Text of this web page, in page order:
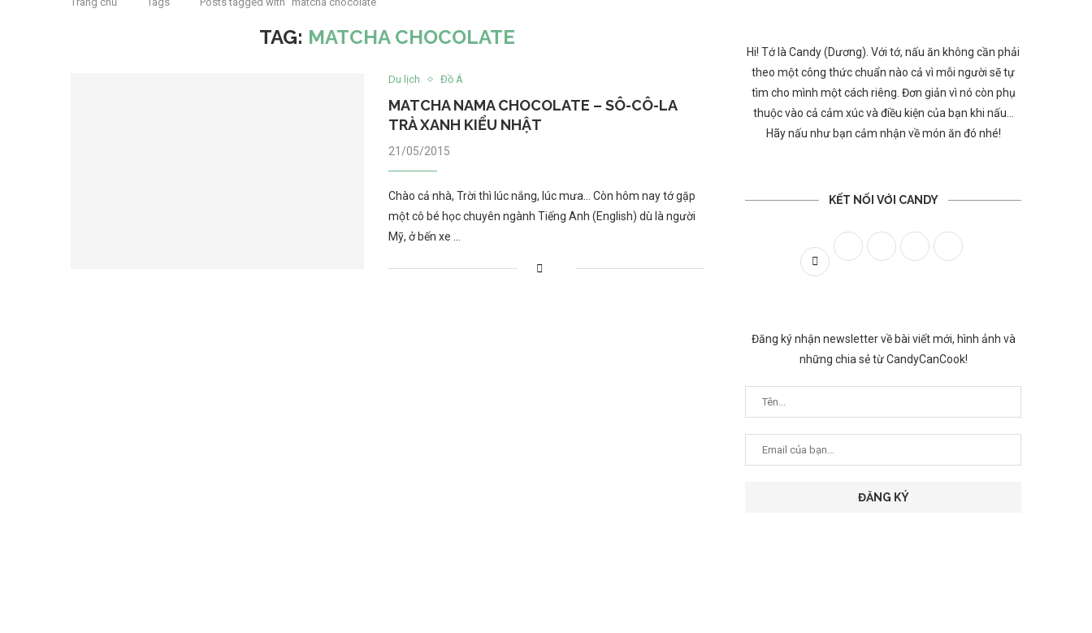
TAG: MATCHA CHOCOLATE
Du lịch Đồ Á
MATCHA NAMA CHOCOLATE – SÔ-CÔ-LA
TRÀ XANH KIỂU NHẬT
21/05/2015
Chào cả nhà, Trời thì lúc nắng, lúc mưa… Còn hôm nay tớ gặp
một cô bé học chuyên ngành Tiếng Anh (English) dù là người
Mỹ, ở bến xe …
Hi! Tớ là Candy (Dương). Với tớ, nấu ăn không cần phải
theo một công thức chuẩn nào cả vì mỗi người sẽ tự
tìm cho mình một cách riêng. Đơn giản vì nó còn phụ
thuộc vào cả cảm xúc và điều kiện của bạn khi nấu…
Hãy nấu như bạn cảm nhận về món ăn đó nhé!
KẾT NỐI VỚI CANDY
Đăng ký nhận newsletter về bài viết mới, hình ảnh và
những chia sẻ từ CandyCanCook!